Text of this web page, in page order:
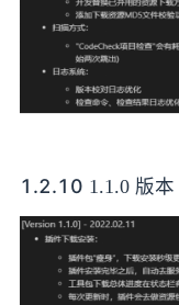
1.2.10 1.1.0 版本